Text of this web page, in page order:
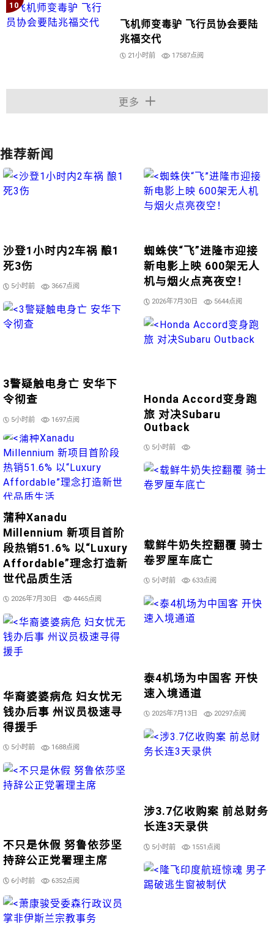
10
飞机师变毒驴 飞行员协会要陆
兆福交代
21小时前 17587点阅
更多
推荐新闻
沙登1小时内2车祸 酿1
死3伤
5小时前 3667点阅
蜘蛛侠“飞”进隆市迎接
新电影上映 600架无人
机与烟火点亮夜空！
2026年7月30日 5644点阅
3警疑触电身亡 安华下
令彻查
5小时前 1697点阅
Honda Accord变身跑
旅 对决Subaru
Outback
5小时前
蒲种Xanadu
Millennium 新项目首阶
段热销51.6% 以“Luxury
Affordable”理念打造新
世代品质生活
2026年7月30日 4465点阅
载鲜牛奶失控翻覆 骑士
卷罗厘车底亡
5小时前 633点阅
泰4机场为中国客 开快
速入境通道
2025年7月13日 20297点阅
华裔婆婆病危 妇女忧无
钱办后事 州议员极速寻
得援手
5小时前 1688点阅
涉3.7亿收购案 前总财务
长连3天录供
5小时前 1551点阅
不只是休假 努鲁依莎坚
持辞公正党署理主席
6小时前 6352点阅